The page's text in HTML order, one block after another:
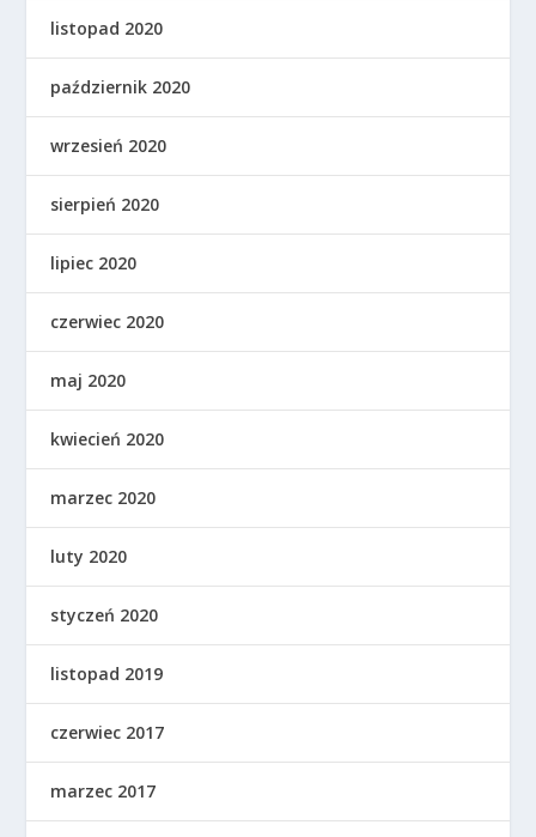
listopad 2020
październik 2020
wrzesień 2020
sierpień 2020
lipiec 2020
czerwiec 2020
maj 2020
kwiecień 2020
marzec 2020
luty 2020
styczeń 2020
listopad 2019
czerwiec 2017
marzec 2017